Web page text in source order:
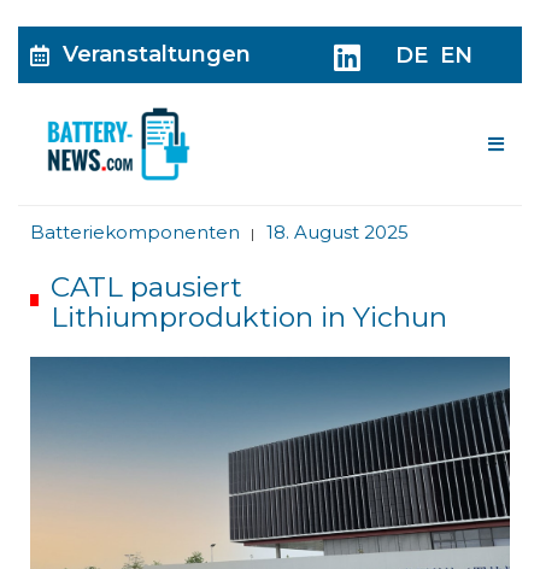
Veranstaltungen DE EN
Batteriekomponenten | 18. August 2025
CATL pausiert
Lithiumproduktion in Yichun